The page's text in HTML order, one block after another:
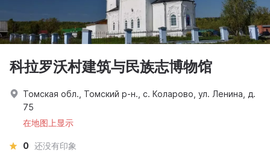
科拉罗沃村建筑与民族志博物馆
Томская обл., Томский р-н., с. Коларово, ул. Ленина, д.
75
在地图上显示
0 还没有印象